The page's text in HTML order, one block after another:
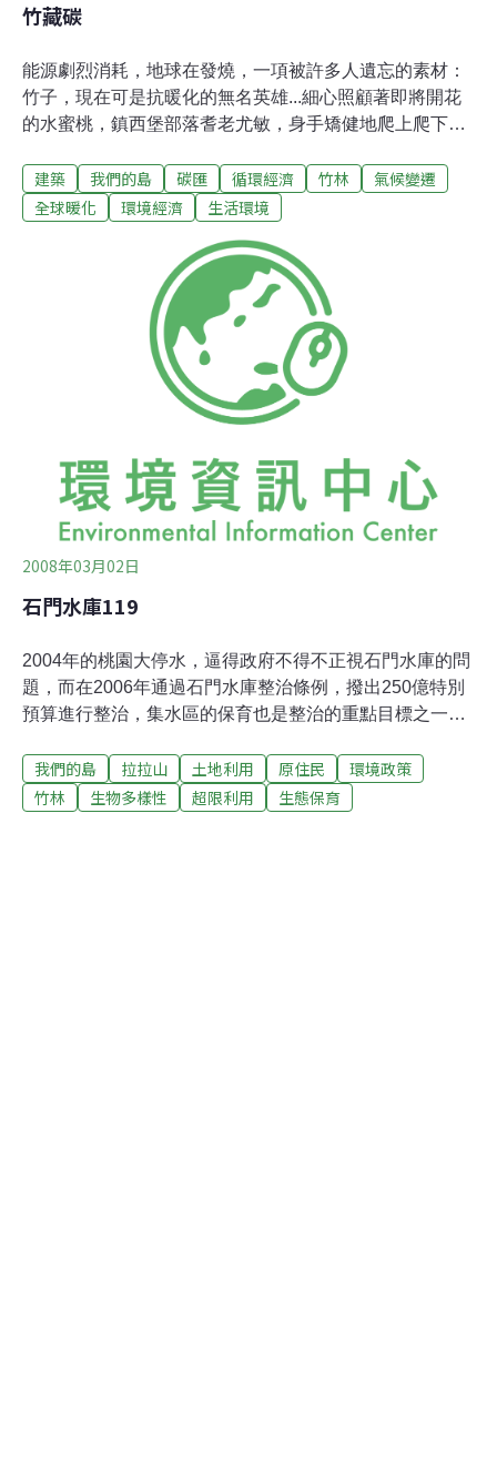
竹藏碳
能源劇烈消耗，地球在發燒，一項被許多人遺忘的素材：
竹子，現在可是抗暖化的無名英雄...細心照顧著即將開花
的水蜜桃，鎮西堡部落耆老尤敏，身手矯健地爬上爬下，
耐用，在交通不方便、沒有鋼筋水泥的時候，竹子就是最
好的資材。迎著風，輕輕搖擺，清新感撲面而來，從前，
遺忘了，卻也有人始終記得它的好。在雲林農業博覽會的
一個場館，負責設計的建築師甘銘源，希望人們重新看待
竹子。他說，雲林縣缺乏一般的樹木森林，竹林卻很多，
所以利用來做展館設施。 參訪遊客覺得既熟悉又陌生，熟
悉的竹子卻呈現從沒看過的組合，用創新思考， 讓竹子的
功效達到最大化。這座場館叫做碳匯林場，碳匯，是指從
空氣中清除二氧化碳的機制，負責規劃的慈心基金會，長
碳示範。慈心基金會執行長蘇慕容表示，木材要
建築 我們的島 碳匯 循環經濟 竹林
氣候變遷
全球暖化
環境經濟 生活環境
2008年03月02日
石門水庫119
2004年的桃園大停水，逼得政府不得不正視石門水庫的問
題，而在2006年通過石門水庫整治條例，撥出250億特別
預算進行整治，集水區的保育也是整治的重點目標之一。
庫淤積，一連串的連鎖反應，是否都能用特別預算來解
決？政府對於集水區內的土地規劃，又是如何打算的呢？
我們的島 拉拉山 土地利用 原住民
環境政策
竹林
生物多樣性 超限利用 生態保育